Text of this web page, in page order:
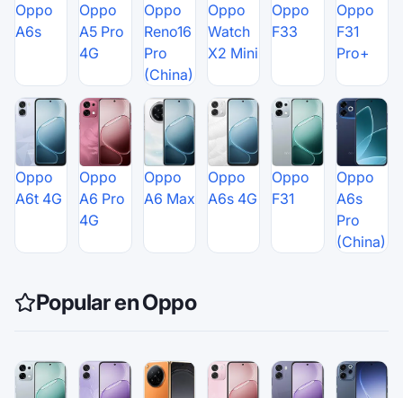
Oppo
A6s
Oppo
A5 Pro
4G
Oppo
Reno16
Pro
(China)
Oppo
Watch
X2 Mini
Oppo
F33
Oppo
F31
Pro+
Oppo
A6t 4G
Oppo
A6 Pro
4G
Oppo
A6 Max
Oppo
A6s 4G
Oppo
F31
Oppo
A6s
Pro
(China)
Popular en Oppo